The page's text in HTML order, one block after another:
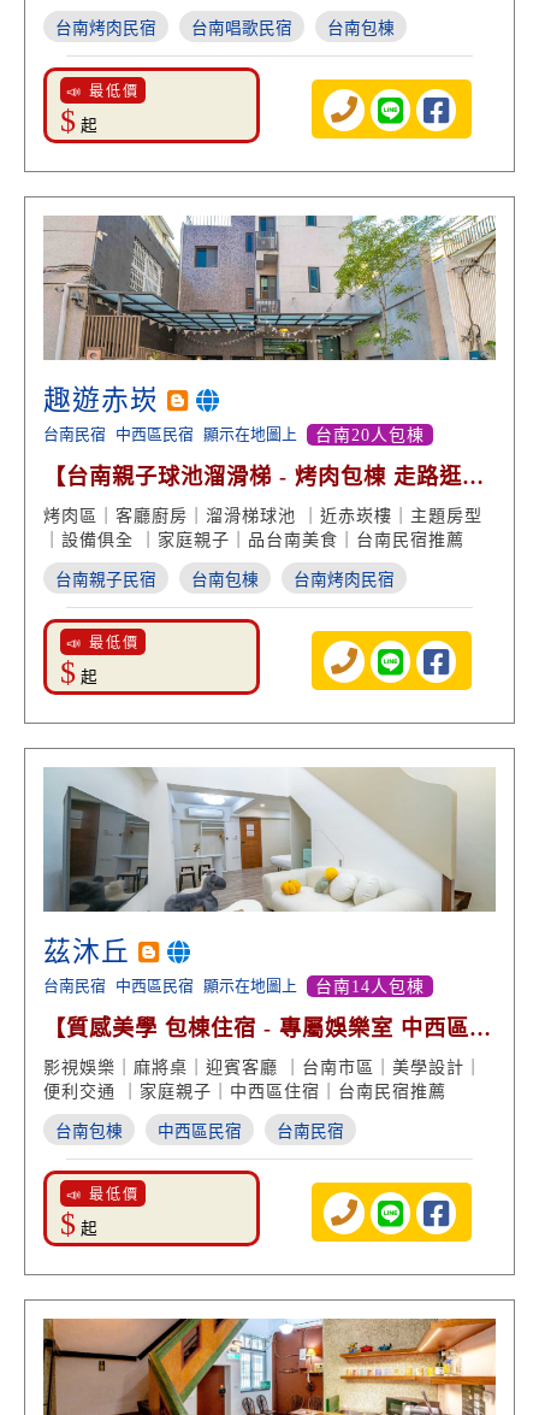
南民宿推薦
台南烤肉民宿 台南唱歌民宿 台南包棟
📣 最低價
$ 起
趣遊赤崁
台南民宿 中西區民宿 顯示在地圖上 台南20人包棟
【台南親子球池溜滑梯 - 烤肉包棟 走路逛赤
崁 品美食】
烤肉區｜客廳廚房｜溜滑梯球池 ｜近赤崁樓｜主題房型
｜設備俱全 ｜家庭親子｜品台南美食｜台南民宿推薦
台南親子民宿 台南包棟 台南烤肉民宿
📣 最低價
$ 起
茲沐丘
台南民宿 中西區民宿 顯示在地圖上 台南14人包棟
【質感美學 包棟住宿 - 專屬娛樂室 中西區便
利交通】
影視娛樂｜麻將桌｜迎賓客廳 ｜台南市區｜美學設計｜
便利交通 ｜家庭親子｜中西區住宿｜台南民宿推薦
台南包棟 中西區民宿 台南民宿
📣 最低價
$ 起